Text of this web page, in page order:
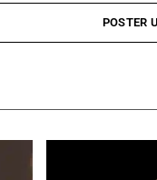
POSTER